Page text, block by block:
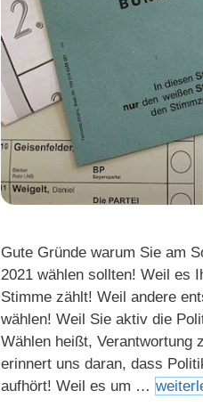
Gute Gründe warum Sie am
2021 wählen sollten! Weil es
Stimme zählt! Weil andere
wählen! Weil Sie aktiv die
Wählen heißt, Verantwortung
erinnert uns daran, dass
aufhört! Weil es um …